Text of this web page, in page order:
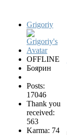
Grigoriy
OFFLINE
Боярин
Posts:
17046
Thank you
received:
563
Karma: 74